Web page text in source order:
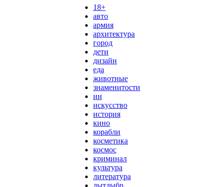
18+
авто
армия
архитектура
город
дети
дизайн
еда
животные
знаменитости
ии
искусство
история
кино
корабли
косметика
космос
криминал
культура
литература